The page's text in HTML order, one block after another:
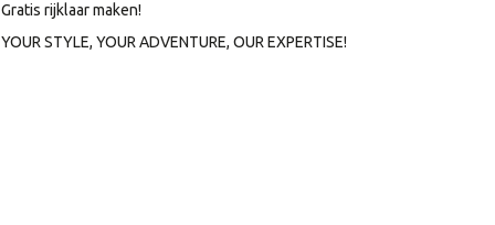
Gratis rijklaar maken!
YOUR STYLE, YOUR ADVENTURE, OUR EXPERTISE!